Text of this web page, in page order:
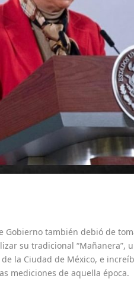
Gobierno también debió de
su tradicional “Mañanera”,
la Ciudad de México, e
mediciones de aquella época.